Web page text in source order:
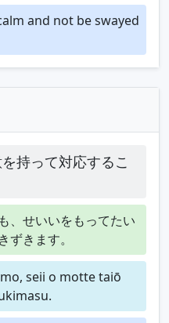
and not be swayed
持って対応するこ
、せいいをもってたい
ずきます。
seii o motte taiō